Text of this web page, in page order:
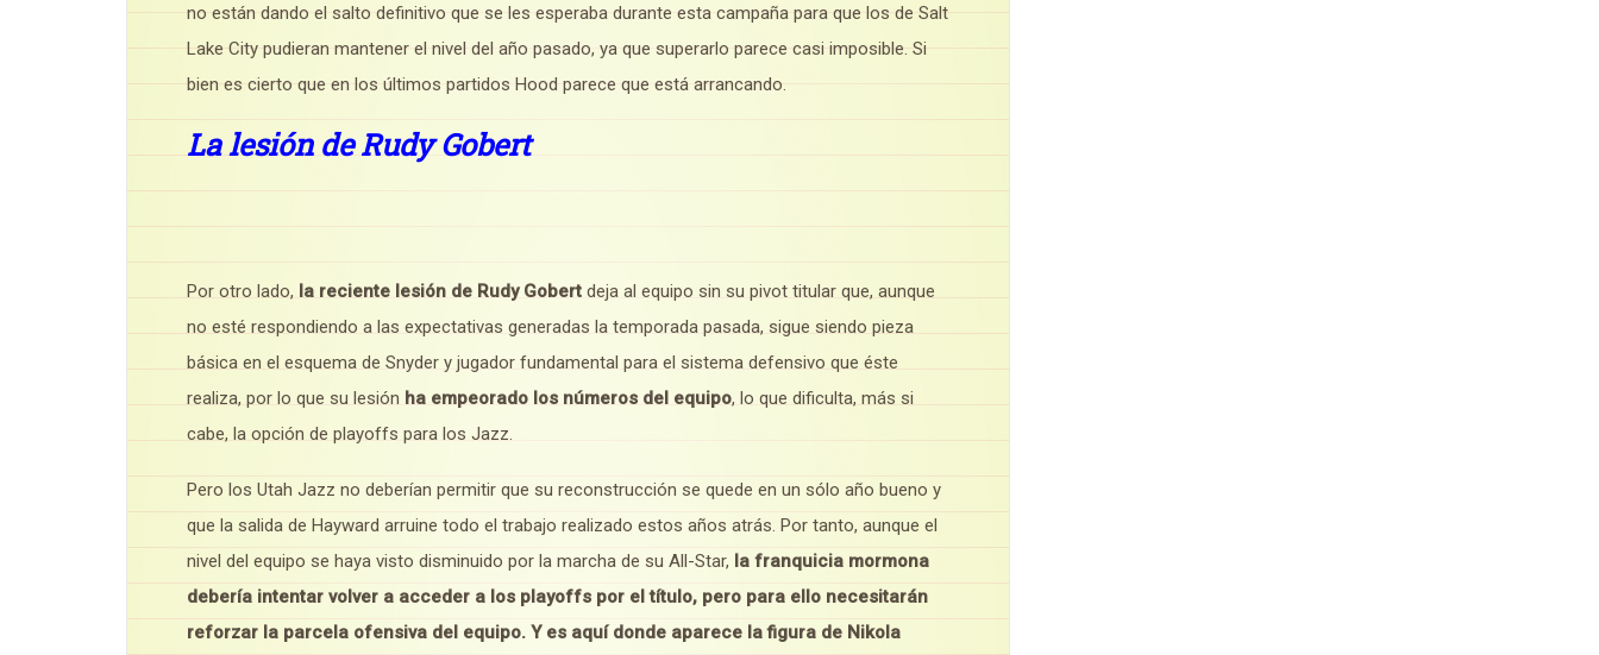
no están dando el salto definitivo que se les esperaba durante esta campaña para que los de Salt
Lake City pudieran mantener el nivel del año pasado, ya que superarlo parece casi imposible. Si
bien es cierto que en los últimos partidos Hood parece que está arrancando.
La lesión de Rudy Gobert
Por otro lado, la reciente lesión de Rudy Gobert deja al equipo sin su pivot titular que, aunque
no esté respondiendo a las expectativas generadas la temporada pasada, sigue siendo pieza
básica en el esquema de Snyder y jugador fundamental para el sistema defensivo que éste
realiza, por lo que su lesión ha empeorado los números del equipo, lo que dificulta, más si
cabe, la opción de playoffs para los Jazz.
Pero los Utah Jazz no deberían permitir que su reconstrucción se quede en un sólo año bueno y
que la salida de Hayward arruine todo el trabajo realizado estos años atrás. Por tanto, aunque el
nivel del equipo se haya visto disminuido por la marcha de su All-Star, la franquicia mormona
debería intentar volver a acceder a los playoffs por el título, pero para ello necesitarán
reforzar la parcela ofensiva del equipo. Y es aquí donde aparece la figura de Nikola